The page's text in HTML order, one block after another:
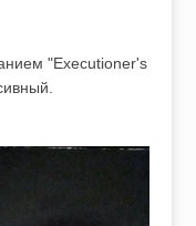
"Executioner's